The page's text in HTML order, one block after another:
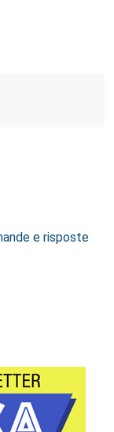
e risposte